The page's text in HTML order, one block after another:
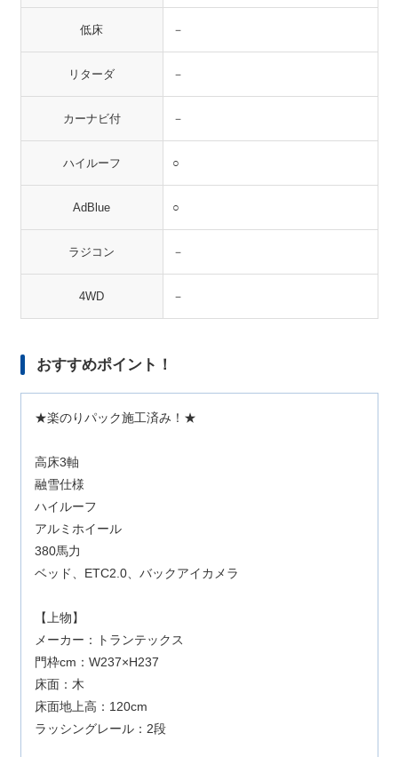
低床 －
リターダ －
カーナビ付 －
ハイルーフ ○
AdBlue ○
ラジコン －
4WD －
おすすめポイント！
★楽のりパック施工済み！★
高床3軸
融雪仕様
ハイルーフ
アルミホイール
380馬力
ベッド、ETC2.0、バックアイカメラ
【上物】
メーカー：トランテックス
門枠cm：W237×H237
床面：木
床面地上高：120cm
ラッシングレール：2段